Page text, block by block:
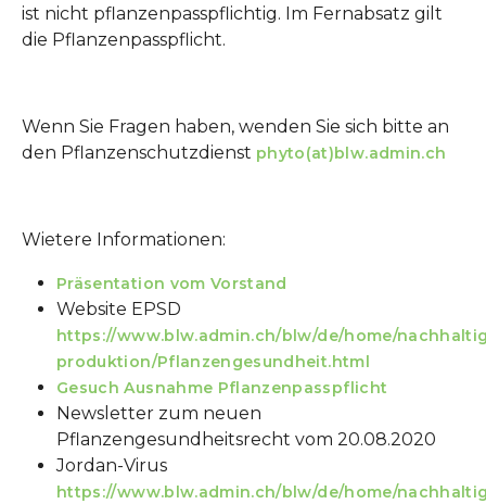
ist nicht pflanzenpasspflichtig. Im Fernabsatz gilt
die Pflanzenpasspflicht.
Wenn Sie Fragen haben, wenden Sie sich bitte an
den Pflanzenschutzdienst phyto(at)blw.admin.ch
Wietere Informationen:
Präsentation vom Vorstand
Website EPSD
https://www.blw.admin.ch/blw/de/home/
produktion/Pflanzengesundheit.html
Gesuch Ausnahme Pflanzenpasspflicht
Newsletter zum neuen
Pflanzengesundheitsrecht vom 20.08.2020
Jordan-Virus
https://www.blw.admin.ch/blw/de/home/